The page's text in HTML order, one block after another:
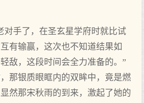
对手了，在圣玄星学府时就比试
有输赢，这次也不知道结果如
敌，这段时间会全力准备的。”
那银质眼眶内的双眸中，竟是燃
然那宋秋雨的到来，激起了她的